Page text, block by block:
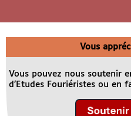
Vous
Vous pouvez nous soutenir
d’Etudes Fouriéristes ou en